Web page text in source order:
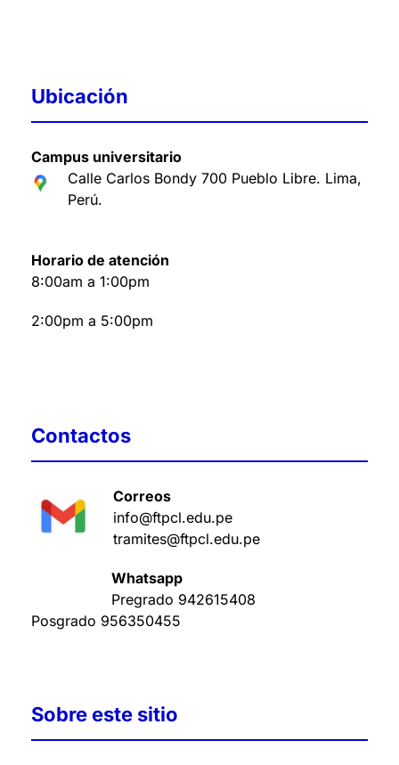
Ubicación
Campus universitario
Calle Carlos Bondy 700 Pueblo Libre. Lima,
Perú.
Horario de atención
8:00am a 1:00pm
2:00pm a 5:00pm
Contactos
Correos
info@ftpcl.edu.pe
tramites@ftpcl.edu.pe
Whatsapp
Pregrado 942615408
Posgrado 956350455
Sobre este sitio